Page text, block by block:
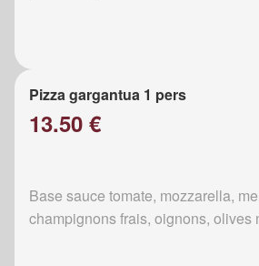
Pizza gargantua 1 pers
13.50 €
Base sauce tomate, mozzarella,
champignons frais, oignons, olives